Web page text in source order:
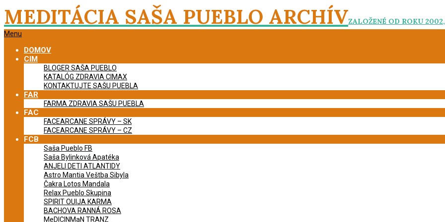
Skip
to
content
MEDITÁCIA SAŠA PUEBLO ARCHÍVZALOŽENÉ OD ROKU
Primary
Menu
Menu
DOMOV
CIM
BLOGER SAŠA PUEBLO
KATALÓG ZDRAVIA CIMAX
KONTAKTUJTE SAŠU PUEBLA
FAR
FARMA ZDRAVIA SAŠU PUEBLA
FAC
FACEARCANE SPRÁVY – SK
FACEARCANE SPRÁVY – CZ
FCB
Saša Pueblo FB
Saša Bylinková Apatéka
ANJELI DETI ATLANTIDY
Astro Mantia Veštba Sibyla
Čakra Lotos Mandala
Relax Pueblo Skupina
SPIRIT OUIJA KARMA
BACHOVA RANNÁ ROSA
MeDICINMaN TRANZ